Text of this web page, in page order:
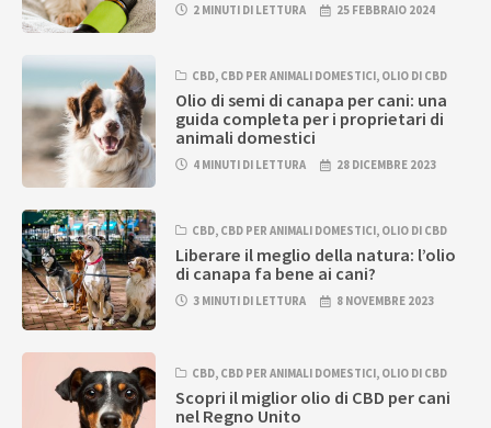
2 MINUTI DI LETTURA 25 FEBBRAIO 2024
CBD, CBD PER ANIMALI DOMESTICI, OLIO DI CBD
Olio di semi di canapa per cani: una
guida completa per i proprietari di
animali domestici
4 MINUTI DI LETTURA 28 DICEMBRE 2023
CBD, CBD PER ANIMALI DOMESTICI, OLIO DI CBD
Liberare il meglio della natura: l’olio
di canapa fa bene ai cani?
3 MINUTI DI LETTURA 8 NOVEMBRE 2023
CBD, CBD PER ANIMALI DOMESTICI, OLIO DI CBD
Scopri il miglior olio di CBD per cani
nel Regno Unito